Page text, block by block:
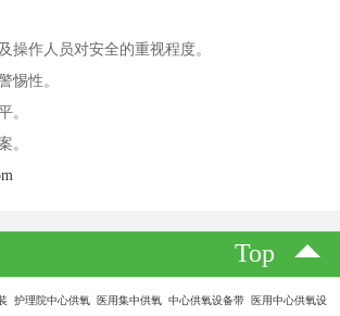
操作人员对安全的重视程度。
惕性。
。
。
Top
护理院中心供氧 医用集中供氧 中心供氧设备带 医用中心供氧设